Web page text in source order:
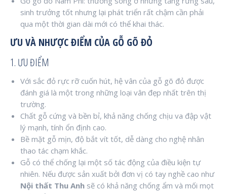
sinh trưởng tốt nhưng lại phát triển rất chậm cần phải
qua một thời gian dài mới có thể khai thác.
ƯU VÀ NHƯỢC ĐIỂM CỦA GỖ GÕ ĐỎ
1. ƯU ĐIỂM
Với sắc đỏ rực rỡ cuốn hút, hệ vân của gỗ gõ đỏ được
đánh giá là một trong những loại vân đẹp nhất trên thị
trường.
Chất gỗ cứng và bền bỉ, khả năng chống chịu va đập vật
lý mạnh, tính ổn định cao.
Bề mặt gỗ mịn, độ bắt vít tốt, dễ dàng cho nghệ nhân
thao tác chạm khắc.
Gỗ có thể chống lại một số tác động của điều kiện tự
nhiên. Nếu được sản xuất bởi đơn vị có tay nghề cao như
Nội thất Thu Anh sẽ có khả năng chống ẩm và mối mọt